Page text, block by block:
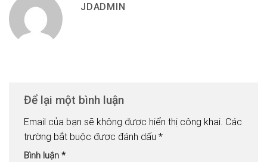
JDADMIN
Để lại một bình luận
Email của bạn sẽ không được hiển thị công khai. Các
trường bắt buộc được đánh dấu *
Bình luận *